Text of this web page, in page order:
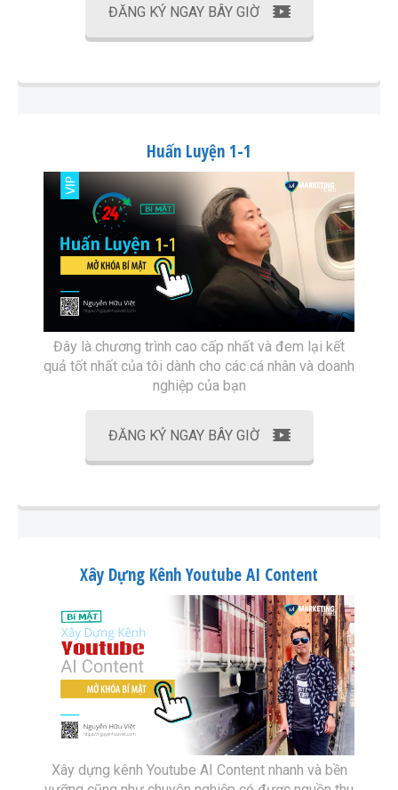
ĐĂNG KÝ NGAY BÂY GIỜ
Huấn Luyện 1-1
Đây là chương trình cao cấp nhất và đem lại kết
quả tốt nhất của tôi dành cho các cá nhân và doanh
nghiệp của bạn
ĐĂNG KÝ NGAY BÂY GIỜ
Xây Dựng Kênh Youtube AI Content
Xây dựng kênh Youtube AI Content nhanh và bền